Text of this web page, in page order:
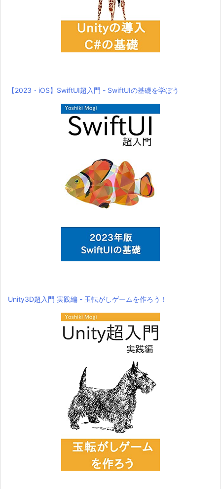
【2023・iOS】SwiftUI超入門 - SwiftUIの基礎を学ぼう
Unity3D超入門 実践編 - 玉転がしゲームを作ろう！